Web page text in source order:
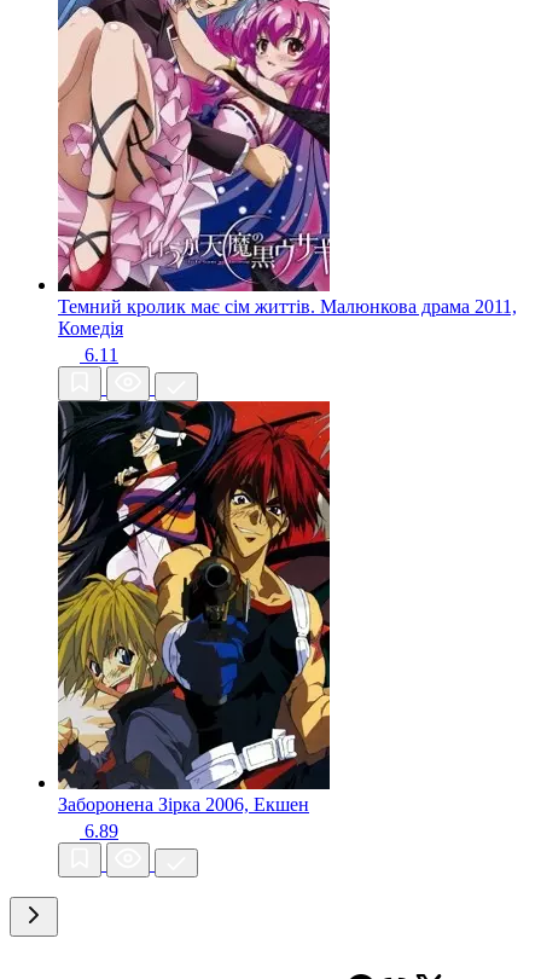
Темний кролик має сім життів. Малюнкова драма 2011,
Комедія
6.11
Заборонена Зірка 2006, Екшен
6.89